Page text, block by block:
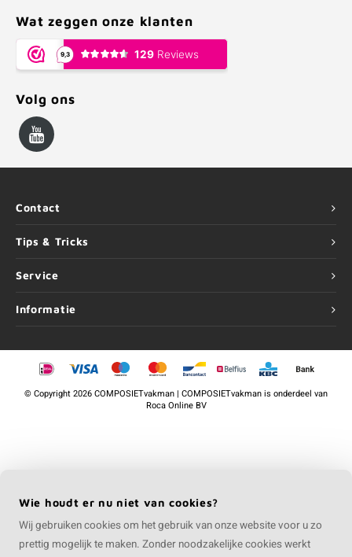
Wat zeggen onze klanten
Volg ons
Contact
Tips & Tricks
Service
Informatie
©Copyright2026 COMPOSIETvakman | COMPOSIETvakman is onderdeel van
Roca Online BV
Wie houdt er nu niet van cookies?
Wij gebruiken cookies om het gebruik van onze website voor u zo
prettig mogelijk te maken. Zonder noodzakelijke cookies werkt